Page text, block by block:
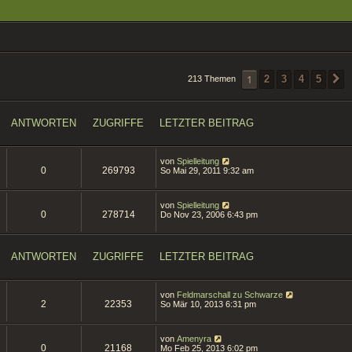
213 Themen 1 2 3 4 5
ANTWORTEN ZUGRIFFE LETZTER BEITRAG
0 269793
von Spielleitung
So Mai 29, 2011 9:32 am
0 278714
von Spielleitung
Do Nov 23, 2006 6:43 pm
ANTWORTEN ZUGRIFFE LETZTER BEITRAG
2 22353
von Feldmarschall zu Schwarze
So Mär 10, 2013 6:31 pm
0 21168
von Amenyra
Mo Feb 25, 2013 6:02 pm